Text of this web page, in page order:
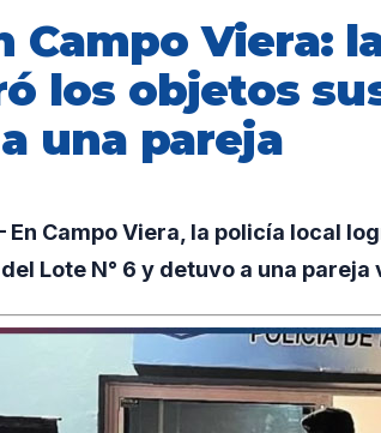
Campo Viera:
los objetos
una pareja
En Campo Viera, la policía local
Lote N° 6 y detuvo a una